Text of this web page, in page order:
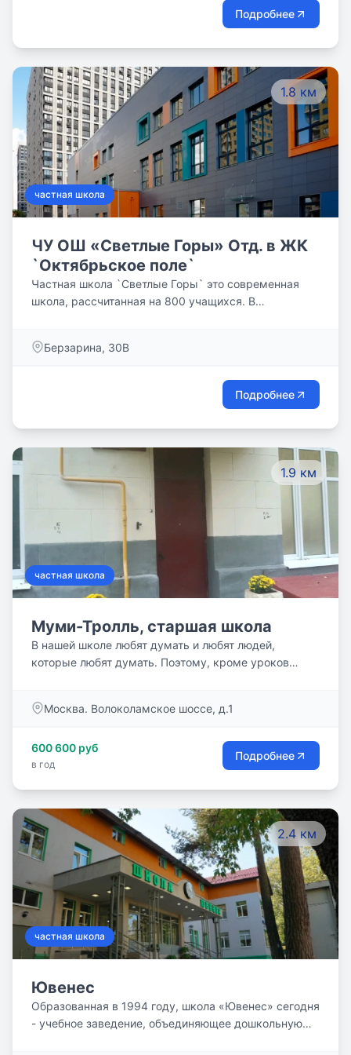
Подробнее
1.8 км
частная школа
ЧУ ОШ «Светлые Горы» Отд. в ЖК
`Октябрьское поле`
Частная школа `Светлые Горы` это современная
школа, рассчитанная на 800 учащихся. В
классы, столовая с собственной кухней, зал
блок, спортивный и актовый залы, библиотека.
Берзарина, 30В
Подробнее
1.9 км
частная школа
Муми-Тролль, старшая школа
В нашей школе любят думать и любят людей,
которые любят думать. Поэтому, кроме уроков
встречи с профессионалами в разных областях,
совместные походы в театры и на выставки,
киноклуб…
Москва. Волоколамское шоссе, д.1
600 600 руб
в год
Подробнее
2.4 км
частная школа
Ювенес
Образованная в 1994 году, школа «Ювенес» сегодня
- учебное заведение, объединяющее дошкольную